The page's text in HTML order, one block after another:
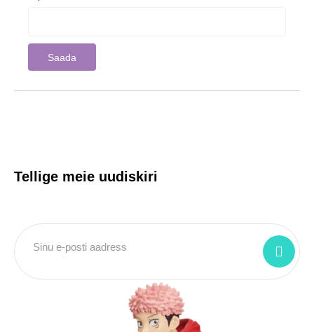
Tellige meie uudiskiri